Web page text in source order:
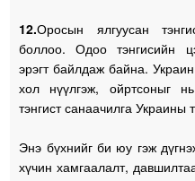
12.Оросын ялгуусан
боллоо. Одоо тэнгисийн
эрэгт байлдаж байна.
хол нүүлгэж, ойртсоныг
тэнгист санаачилга Украины
Энэ бүхнийг би юу гэж
хүчин хамгаалалт,